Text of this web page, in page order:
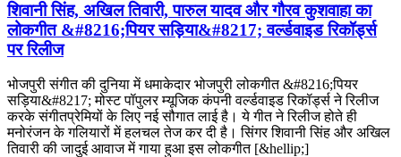
शिवानी सिंह, अखिल तिवारी, पारुल यादव और गौरव कुशवाहा का
लोकगीत &#8216;पियर सड़िया&#8217; वर्ल्डवाइड रिकॉर्ड्स
पर रिलीज
भोजपुरी संगीत की दुनिया में धमाकेदार भोजपुरी लोकगीत &#8216;पियर
सड़िया&#8217; मोस्ट पॉपुलर म्यूजिक कंपनी वर्ल्डवाइड रिकॉर्ड्स ने रिलीज
करके संगीतप्रेमियों के लिए नई सौगात लाई है। ये गीत ने रिलीज होते ही
मनोरंजन के गलियारों में हलचल तेज कर दी है। सिंगर शिवानी सिंह और अखिल
तिवारी की जादुई आवाज में गाया हुआ इस लोकगीत [&hellip;]